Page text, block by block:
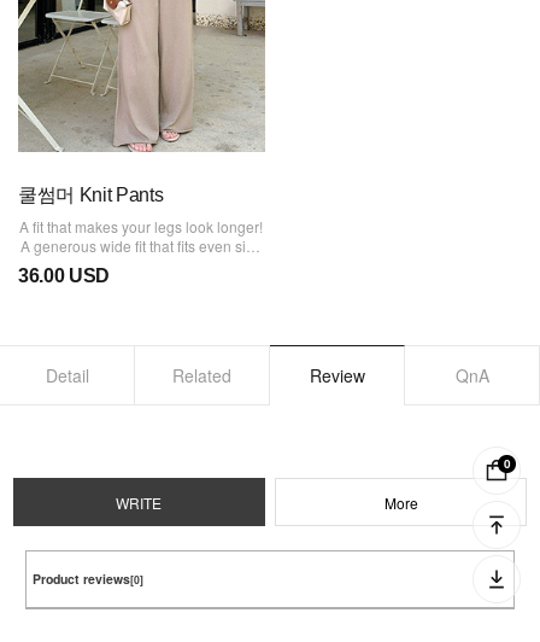
0
쿨썸머 Knit Pants
A fit that makes your legs look longer!
A generous wide fit that fits even size
77! Thin and lightweight material to
keep you cool and comfortable all the
36.00 USD
Detail Related Review QnA
WRITE More
Product reviews[0]